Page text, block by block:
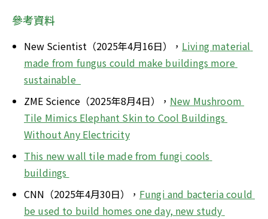
參考資料
New Scientist（2025年4月16日）， Living material
made from fungus could make buildings more
sustainable
ZME Science（2025年8月4日）， New Mushroom
Tile Mimics Elephant Skin to Cool Buildings
Without Any Electricity
This new wall tile made from fungi cools
buildings
CNN（2025年4月30日）， Fungi and bacteria could
be used to build homes one day, new study